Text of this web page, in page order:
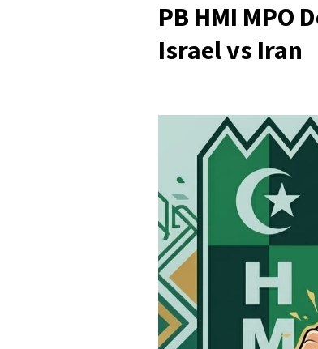
PB HMI MPO
Israel vs Iran